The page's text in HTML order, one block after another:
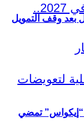
العملة الموحدة “إيكو” في 2027.. “إيكواس” تمضي
بعد وقف التمويل